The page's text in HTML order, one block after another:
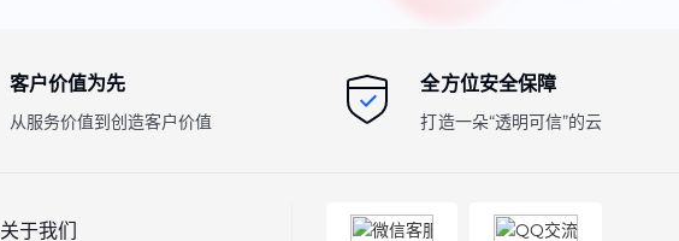
客户价值为先
从服务价值到创造客户价值
全方位安全保障
打造一朵“透明可信”的云
关于我们